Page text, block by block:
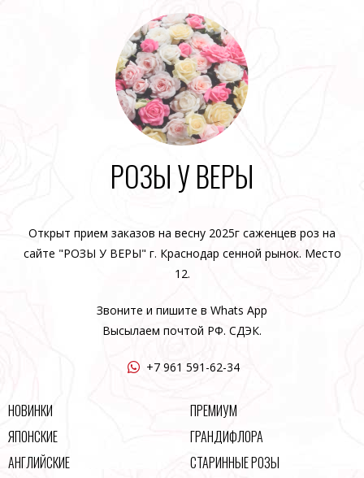
РОЗЫ У ВЕРЫ
Открыт прием заказов на весну 2025г саженцев роз на
сайте "РОЗЫ У ВЕРЫ" г. Краснодар сенной рынок. Место
12.
Звоните и пишите в Whats App
Высылаем почтой РФ. СДЭК.
+7 961 591-62-34
НОВИНКИ
ЯПОНСКИЕ
АНГЛИЙСКИЕ
ПРЕМИУМ
ГРАНДИФЛОРА
СТАРИННЫЕ РОЗЫ